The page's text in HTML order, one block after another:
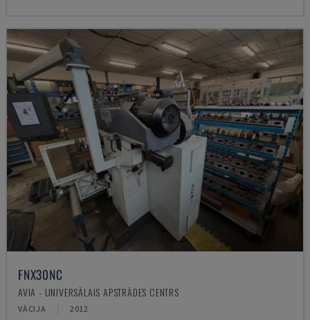
FNX30NC
AVIA - UNIVERSĀLAIS APSTRĀDES CENTRS
VĀCIJA 2012